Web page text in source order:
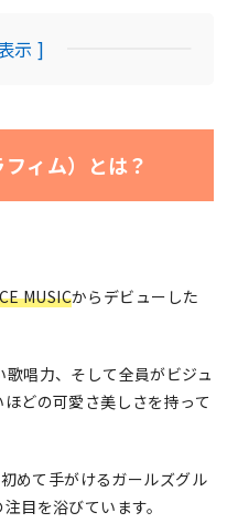
示 ]
ィム）とは？
MUSICからデビューした
唱力、そして全員がビジュ
どの可愛さ美しさを持って
めて手がけるガールズグル
目を浴びています。